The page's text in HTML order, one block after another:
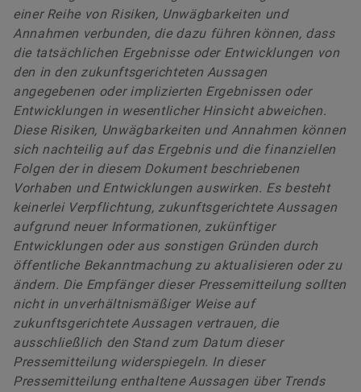
einer Reihe von Risiken, Unwägbarkeiten und
Annahmen verbunden, die dazu führen können, dass
die tatsächlichen Ergebnisse oder Entwicklungen von
den in den zukunftsgerichteten Aussagen
angegebenen oder implizierten Ergebnissen oder
Entwicklungen in wesentlicher Hinsicht abweichen.
Diese Risiken, Unwägbarkeiten und Annahmen können
sich nachteilig auf das Ergebnis und die finanziellen
Folgen der in diesem Dokument beschriebenen
Vorhaben und Entwicklungen auswirken. Es besteht
keinerlei Verpflichtung, zukunftsgerichtete Aussagen
aufgrund neuer Informationen, zukünftiger
Entwicklungen oder aus sonstigen Gründen durch
öffentliche Bekanntmachung zu aktualisieren oder zu
ändern. Die Empfänger dieser Pressemitteilung sollten
nicht in unverhältnismäßiger Weise auf
zukunftsgerichtete Aussagen vertrauen, die
ausschließlich den Stand zum Datum dieser
Pressemitteilung widerspiegeln. In dieser
Pressemitteilung enthaltene Aussagen über Trends